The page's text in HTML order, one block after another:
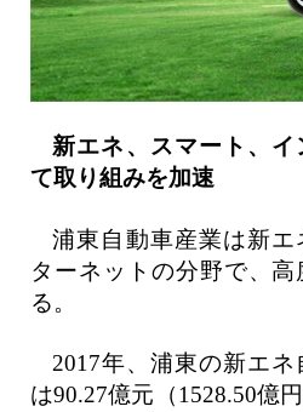
新エネ、スマート、
て取り組みを加速
浦東自動車産業は新
ターネットの分野で、
る。
2017年、浦東の新エ
は90.27億元（1528.50億